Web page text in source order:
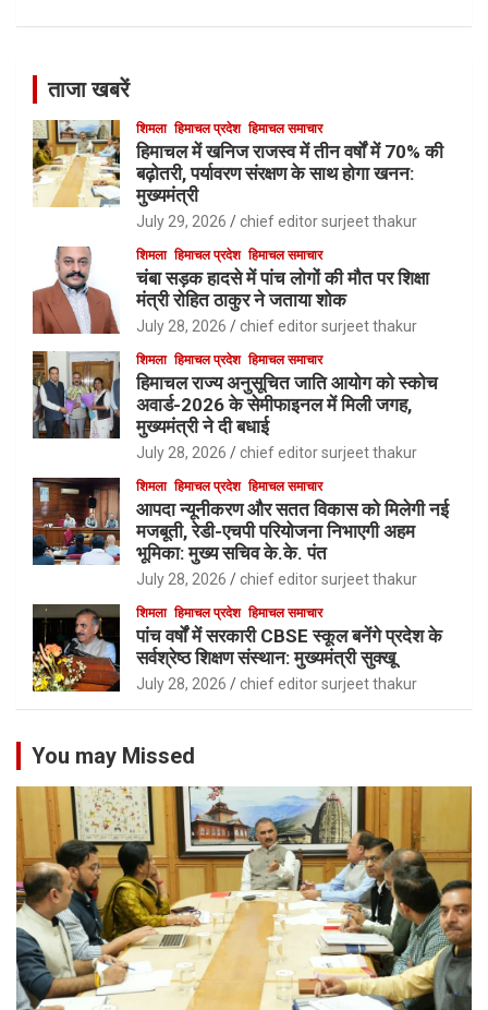
ताजा खबरें
शिमला हिमाचल प्रदेश हिमाचल समाचार
हिमाचल में खनिज राजस्व में तीन वर्षों में 70% की
बढ़ोतरी, पर्यावरण संरक्षण के साथ होगा खनन:
मुख्यमंत्री
July 29, 2026 chief editor surjeet thakur
शिमला हिमाचल प्रदेश हिमाचल समाचार
चंबा सड़क हादसे में पांच लोगों की मौत पर शिक्षा
मंत्री रोहित ठाकुर ने जताया शोक
July 28, 2026 chief editor surjeet thakur
शिमला हिमाचल प्रदेश हिमाचल समाचार
हिमाचल राज्य अनुसूचित जाति आयोग को स्कोच
अवार्ड-2026 के सेमीफाइनल में मिली जगह,
मुख्यमंत्री ने दी बधाई
July 28, 2026 chief editor surjeet thakur
शिमला हिमाचल प्रदेश हिमाचल समाचार
आपदा न्यूनीकरण और सतत विकास को मिलेगी नई
मजबूती, रेडी-एचपी परियोजना निभाएगी अहम
भूमिका: मुख्य सचिव के.के. पंत
July 28, 2026 chief editor surjeet thakur
शिमला हिमाचल प्रदेश हिमाचल समाचार
पांच वर्षों में सरकारी CBSE स्कूल बनेंगे प्रदेश के
सर्वश्रेष्ठ शिक्षण संस्थान: मुख्यमंत्री सुक्खू
July 28, 2026 chief editor surjeet thakur
You may Missed